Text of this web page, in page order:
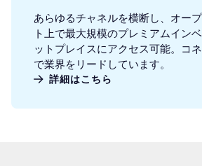
あらゆるチャネルを横断し、オー
ト上で最大規模のプレミアムイン
ットプレイスにアクセス可能。コ
で業界をリードしています。
詳細はこちら